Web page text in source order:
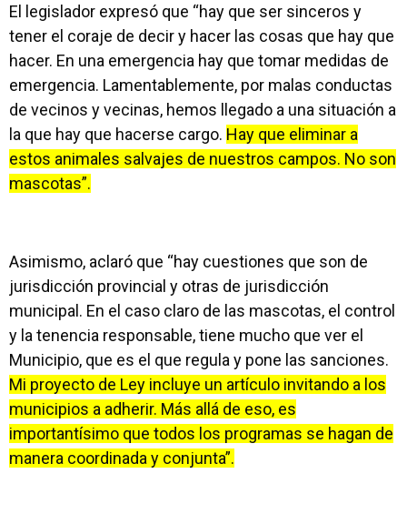
El legislador expresó que “hay que ser sinceros y
tener el coraje de decir y hacer las cosas que hay que
hacer. En una emergencia hay que tomar medidas de
emergencia. Lamentablemente, por malas conductas
de vecinos y vecinas, hemos llegado a una situación a
la que hay que hacerse cargo. Hay que eliminar a
estos animales salvajes de nuestros campos. No son
mascotas”.
Asimismo, aclaró que “hay cuestiones que son de
jurisdicción provincial y otras de jurisdicción
municipal. En el caso claro de las mascotas, el control
y la tenencia responsable, tiene mucho que ver el
Municipio, que es el que regula y pone las sanciones.
Mi proyecto de Ley incluye un artículo invitando a los
municipios a adherir. Más allá de eso, es
importantísimo que todos los programas se hagan de
manera coordinada y conjunta”.